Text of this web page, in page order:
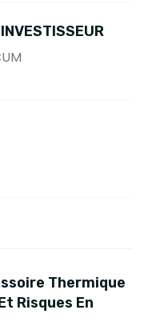
Thermique
Risques En